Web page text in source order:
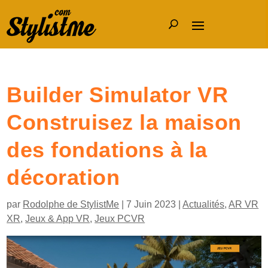
Builder Simulator VR
Construisez la maison
des fondations à la
décoration
par Rodolphe de StylistMe |7 Juin 2023 |Actualités,AR VR
XR,Jeux & App VR,Jeux PCVR